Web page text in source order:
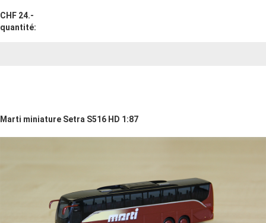
CHF 24.-
quantité:
Marti miniature Setra S516 HD 1:87